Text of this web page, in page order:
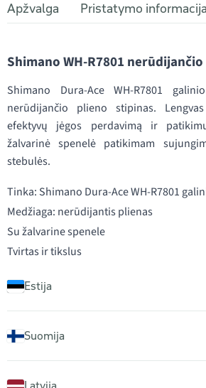
Apžvalga Pristatymo informacija
Shimano WH-R7801
Shimano Dura-Ace WH-R7801
nerūdijančio plieno stipinas.
efektyvų jėgos perdavimą ir
žalvarinė spenelė patikimam
stebulės.
Tinka: Shimano Dura-Ace WH-R7801
Medžiaga: nerūdijantis plienas
Su žalvarine spenele
Tvirtas ir tikslus
Estija
Suomija
Latvija